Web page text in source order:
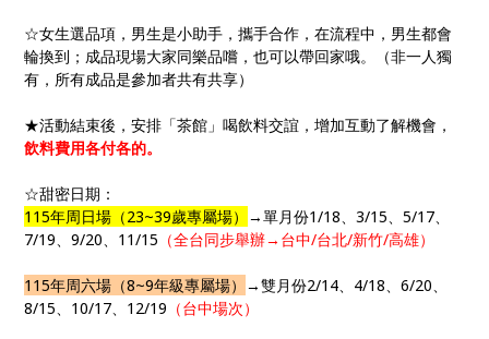
☆女生選品項，男生是小助手，攜手合作，在流程中，男生都會
輪換到；成品現場大家同樂品嚐，也可以帶回家哦。（非一人獨
有，所有成品是參加者共有共享）
★活動結束後，安排「茶館」喝飲料交誼，增加互動了解機會，
飲料費用各付各的。
☆甜密日期：
115年周日場（23~39歲專屬場） →單月份1/18、3/15、5/17、
7/19、9/20、11/15 （全台同步舉辦→台中/台北/新竹/高雄）
115年周六場（8~9年級專屬場） →雙月份2/14、4/18、6/20、
8/15、10/17、12/19 （台中場次）